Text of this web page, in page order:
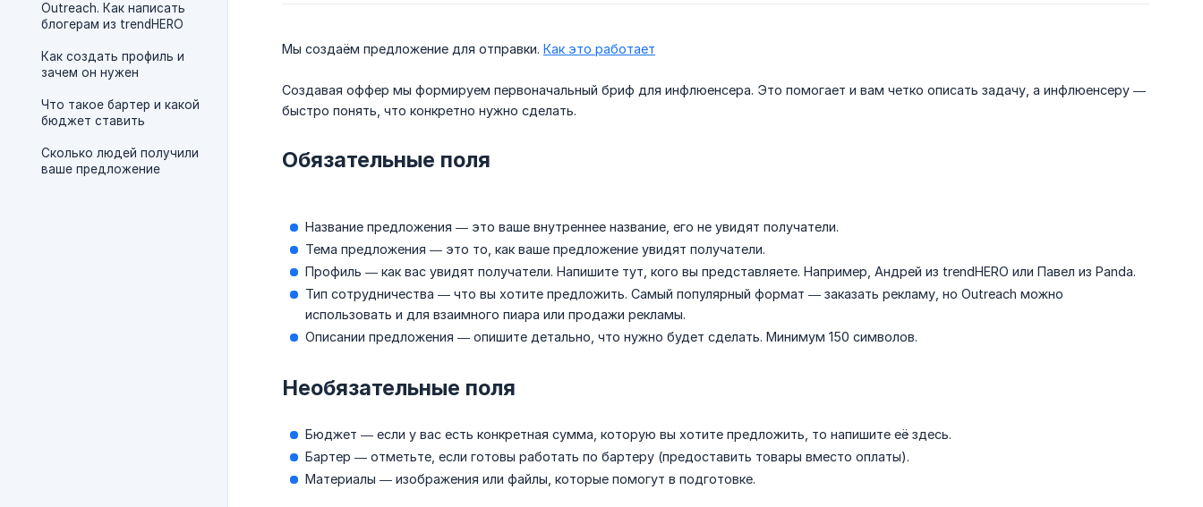
Outreach. Как написать
блогерам из trendHERO
Как создать профиль и
зачем он нужен
Что такое бартер и какой
бюджет ставить
Сколько людей получили
ваше предложение
Мы создаём предложение для отправки. Как это работает
Создавая оффер мы формируем первоначальный бриф для инфлюенсера. Это помогает и вам четко описать задачу, а инфлюенсеру —
быстро понять, что конкретно нужно сделать.
Обязательные поля
Название предложения — это ваше внутреннее название, его не увидят получатели.
Тема предложения — это то, как ваше предложение увидят получатели.
Профиль — как вас увидят получатели. Напишите тут, кого вы представляете. Например, Андрей из trendHERO или Павел из Panda.
Тип сотрудничества — что вы хотите предложить. Самый популярный формат — заказать рекламу, но Outreach можно
использовать и для взаимного пиара или продажи рекламы.
Описании предложения — опишите детально, что нужно будет сделать. Минимум 150 символов.
Необязательные поля
Бюджет — если у вас есть конкретная сумма, которую вы хотите предложить, то напишите её здесь.
Бартер — отметьте, если готовы работать по бартеру (предоставить товары вместо оплаты).
Материалы — изображения или файлы, которые помогут в подготовке.